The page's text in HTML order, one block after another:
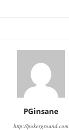
PGinsane
http://pokerground.com